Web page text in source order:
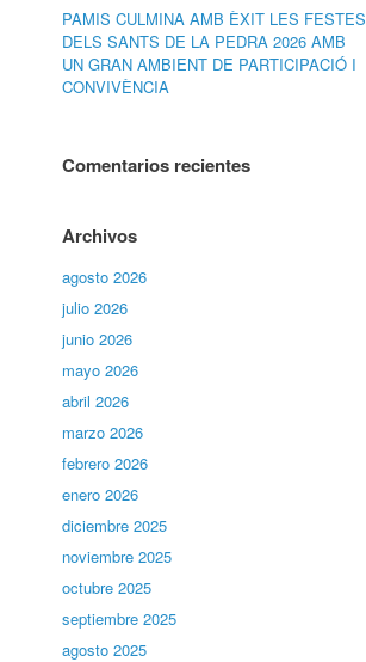
PAMIS CULMINA AMB ÈXIT LES FESTES
DELS SANTS DE LA PEDRA 2026 AMB
UN GRAN AMBIENT DE PARTICIPACIÓ I
CONVIVÈNCIA
Comentarios recientes
Archivos
agosto 2026
julio 2026
junio 2026
mayo 2026
abril 2026
marzo 2026
febrero 2026
enero 2026
diciembre 2025
noviembre 2025
octubre 2025
septiembre 2025
agosto 2025